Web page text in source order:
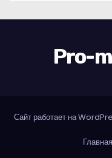
Pro-
Сайт работает на
Главная